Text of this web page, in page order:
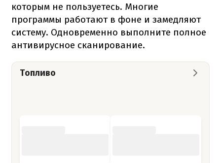
которым не пользуетесь. Многие
программы работают в фоне и замедляют
систему. Одновременно выполните полное
антивирусное сканирование.
Топливо